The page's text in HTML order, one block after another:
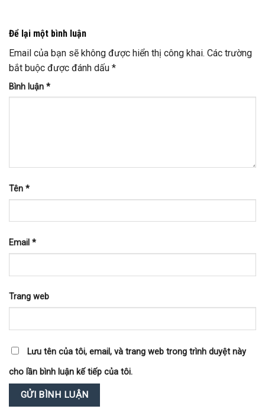
Để lại một bình luận
Email của bạn sẽ không được hiển thị công khai. Các trường
bắt buộc được đánh dấu *
Bình luận *
Tên *
Email *
Trang web
Lưu tên của tôi, email, và trang web trong trình duyệt này
cho lần bình luận kế tiếp của tôi.